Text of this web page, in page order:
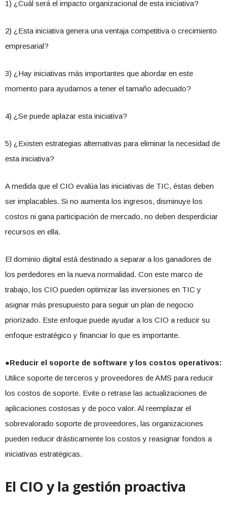
1) ¿Cuál será el impacto organizacional de esta iniciativa?
2) ¿Esta iniciativa genera una ventaja competitiva o crecimiento
empresarial?
3) ¿Hay iniciativas más importantes que abordar en este
momento para ayudarnos a tener el tamaño adecuado?
4) ¿Se puede aplazar esta iniciativa?
5) ¿Existen estrategias alternativas para eliminar la necesidad de
esta iniciativa?
A medida que el CIO evalúa las iniciativas de TIC, éstas deben
ser implacables. Si no aumenta los ingresos, disminuye los
costos ni gana participación de mercado, no deben desperdiciar
recursos en ella.
El dominio digital está destinado a separar a los ganadores de
los perdedores en la nueva normalidad. Con este marco de
trabajo, los CIO pueden optimizar las inversiones en TIC y
asignar más presupuesto para seguir un plan de negocio
priorizado. Este enfoque puede ayudar a los CIO a reducir su
enfoque estratégico y financiar lo que es importante.
●Reducir el soporte de software y los costos operativos:
Utilice soporte de terceros y proveedores de AMS para reducir
los costos de soporte. Evite o retrase las actualizaciones de
aplicaciones costosas y de poco valor. Al reemplazar el
sobrevalorado soporte de proveedores, las organizaciones
pueden reducir drásticamente los costos y reasignar fondos a
iniciativas estratégicas.
El CIO y la gestión proactiva